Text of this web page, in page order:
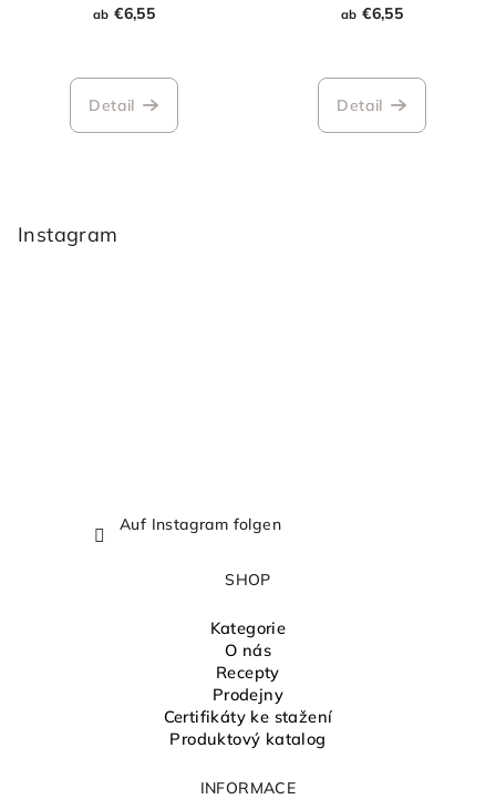
ab €6,55
Detail
ab €6,55
Detail
ßInstagram
Auf Instagram folgen
SHOP
Kategorie
O nás
Recepty
Prodejny
Certifikáty ke stažení
Produktový katalog
INFORMACE